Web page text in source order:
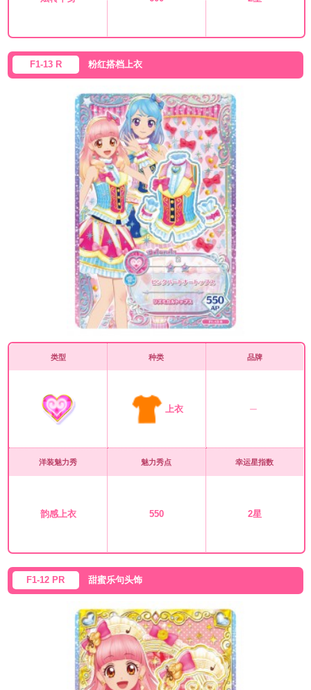
F1-13 R 粉红搭档上衣
类型 种类
上衣
品牌
洋装魅力秀
韵感上衣
魅力秀点
550
幸运星指数
2星
F1-12 PR 甜蜜乐句头饰